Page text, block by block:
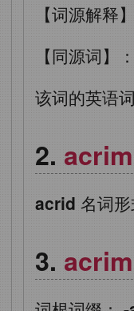
【词源解释
【同源词】：
该词的英语
acrid 名词